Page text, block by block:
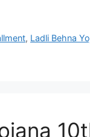
, Ladli Behna